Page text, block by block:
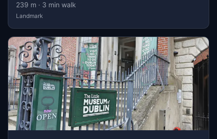
239 m · 3 min walk
Landmark